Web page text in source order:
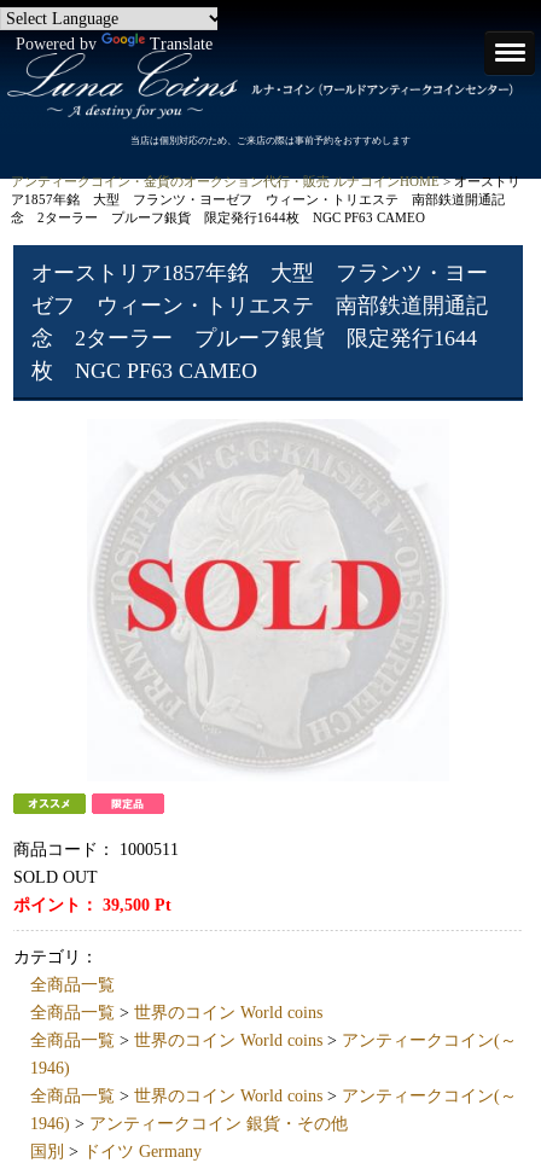
Powered by Translate
当店は個別対応のため、ご来店の際は事前予約をおすすめします
アンティークコイン・金貨のオークション代行・販売 ルナコインHOME> オーストリ
ア1857年銘 大型 フランツ・ヨーゼフ ウィーン・トリエステ 南部鉄道開通記
念 2ターラー プルーフ銀貨 限定発行1644枚 NGC PF63 CAMEO
オーストリア1857年銘 大型 フランツ・ヨー
ゼフ ウィーン・トリエステ 南部鉄道開通記
念 2ターラー プルーフ銀貨 限定発行1644
枚 NGC PF63 CAMEO
商品コード：
1000511
SOLD OUT
ポイント：39,500 Pt
カテゴリ：
全商品一覧
全商品一覧 >世界のコイン World coins
全商品一覧 >世界のコイン World coins > アンティークコイン(～
1946)
全商品一覧 >世界のコイン World coins > アンティークコイン(～
1946) > アンティークコイン 銀貨・その他
国別 >
ドイツ Germany